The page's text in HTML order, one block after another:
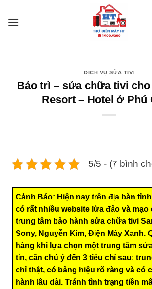
DỊCH VỤ SỬA TIVI
Bảo trì – sửa chữa tivi cho
Resort – Hotel ở Phú
5/5 - (7 bình
Cảnh Báo: Hiện nay trên địa bàn
có rất nhiều website lừa đảo và mạo
trung tâm bảo hành sửa chữa tivi
Sony, Nguyễn Kim, Điện Máy Xanh.
hàng khi lựa chọn một trung tâm
tín, cần chú ý đến 3 tiêu chí sau:
chỉ thật, có bảng hiệu rõ ràng và có
hành lâu dài. Tránh tình trạng tiền